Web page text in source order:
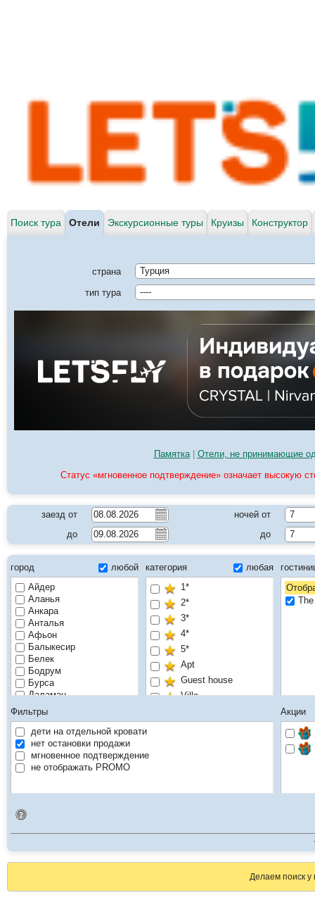
Поиск тура Отели Экскурсионные туры Круизы Конструктор
страна
Турция
тип тура
----
Памятка| Отели, не принимающие
Статус «мгновенное подтверждение» означает высокую
заезд от ночей от
7
до
до 7
город
любой
Айдер
Аланья
Анкара
Анталья
Афьон
Балыкесир
Белек
Бодрум
Бурса
Даламан
Денизли
Измир
Кайсери
Каппадокия
Кемер
Мугла
Сиде
Стамбул
категория
любая
1*
2*
3*
4*
5*
Apt
Guest house
Villa
Фильтры
дети на отдельной кровати
нет остановки продажи
мгновенное подтверждение
не отображать PROMO
Акции
Делаем поиск